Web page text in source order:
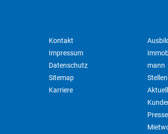
Kontakt
Impressum
Datenschutz
Sitemap
Karriere
mann
Presse